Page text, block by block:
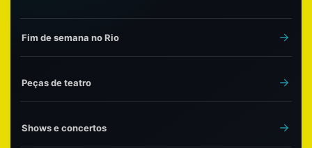
Fim de semana no Rio
Peças de teatro
Shows e concertos